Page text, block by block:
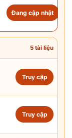
Đang cập nhật
5 tài liệu
Truy cập
Truy cập